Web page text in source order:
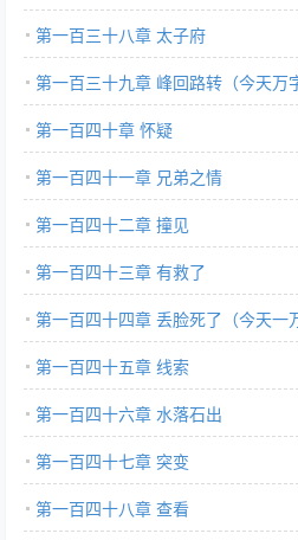
第一百三十八章 太子府
第一百三十九章 峰回路转（今天万
第一百四十章 怀疑
第一百四十一章 兄弟之情
第一百四十二章 撞见
第一百四十三章 有救了
第一百四十四章 丢脸死了（今天一
第一百四十五章 线索
第一百四十六章 水落石出
第一百四十七章 突变
第一百四十八章 查看